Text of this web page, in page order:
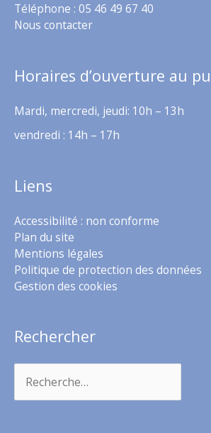
Téléphone : 05 46 49 67 40
Nous contacter
Horaires d’ouverture au
Mardi, mercredi, jeudi: 10h – 13h
vendredi : 14h – 17h
Liens
Accessibilité : non conforme
Plan du site
Mentions légales
Politique de protection des données
Gestion des cookies
Rechercher